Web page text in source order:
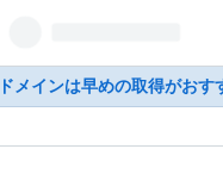
メインは早めの取得がおす